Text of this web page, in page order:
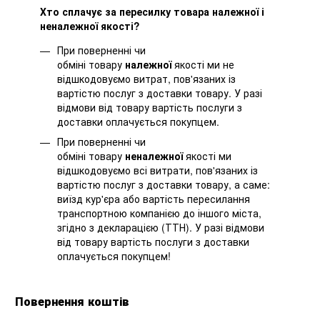
Хто сплачує за пересилку товара належної і
неналежної якості?
При поверненні чи
обміні товару належноїякості ми не
відшкодовуємо витрат, пов'язаних із
вартістю послуг з доставки товару. У разі
відмови від товару вартість послуги з
доставки оплачується покупцем.
При поверненні чи
обміні товару неналежноїякості ми
відшкодовуємо всі витрати, пов'язаних із
вартістю послуг з доставки товару, а саме:
виїзд кур'єра або вартість пересилання
транспортною компанією до іншого міста,
згідно з декларацією (ТТН). У разі відмови
від товару вартість послуги з доставки
оплачується покупцем!
Повернення коштів